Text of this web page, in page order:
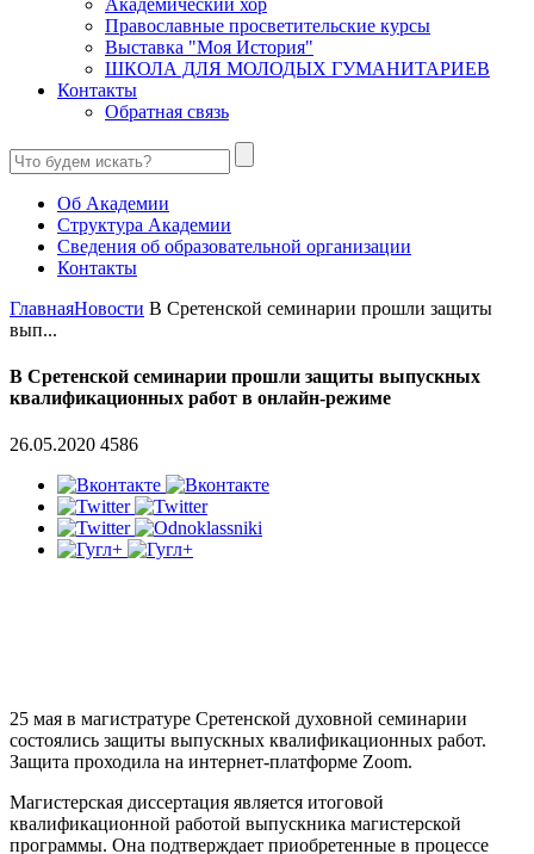
Православные просветительские курсы
Выставка "Моя История"
ШКОЛА ДЛЯ МОЛОДЫХ ГУМАНИТАРИЕВ
Контакты
Обратная связь
Об Академии
Структура Академии
Сведения об образовательной организации
Контакты
ГлавнаяНовости В Сретенской семинарии прошли защиты
вып...
В Сретенской семинарии прошли защиты выпускных
квалификационных работ в онлайн-режиме
26.05.2020 4586
25 мая в магистратуре Сретенской духовной семинарии
состоялись защиты выпускных квалификационных работ.
Защита проходила на интернет-платформе Zoom.
Магистерская диссертация является итоговой
квалификационной работой выпускника магистерской
программы. Она подтверждает приобретенные в процессе